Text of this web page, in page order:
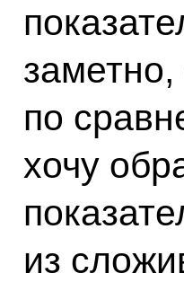
по
хочу
из